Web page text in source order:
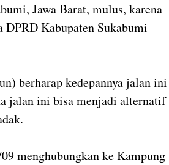
Jawa Barat, mulus, karena
Kabupaten Sukabumi
berharap kedepannya jalan ini
jalan ini bisa menjadi alternatif
menghubungkan ke Kampung